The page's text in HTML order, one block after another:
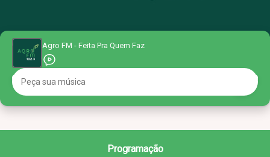
Agro FM - Feita Pra Quem Faz
Programação